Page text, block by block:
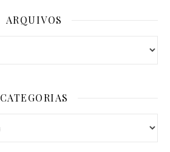
ARQUIVOS
CATEGORIAS